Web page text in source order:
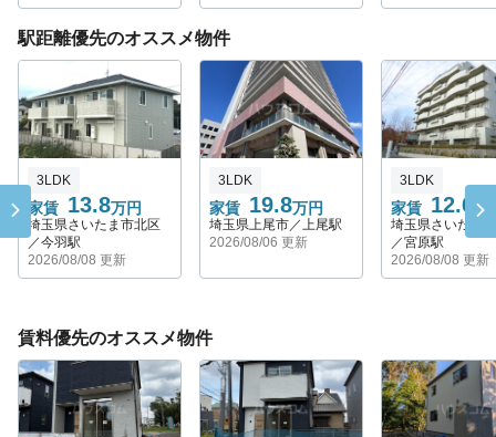
駅距離優先のオススメ物件
家賃 13.8万円
3LDK
埼玉県さいたま市北区
／今羽駅
2026/08/08 更新
家賃 19.8万円
3LDK
埼玉県上尾市／上尾駅
2026/08/06 更新
家賃 12.6 万
3LDK
埼玉県さいたま
／宮原駅
2026/08/08 更新
賃料優先のオススメ物件